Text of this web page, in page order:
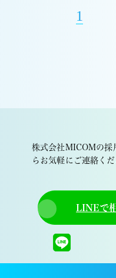
1
株式会社MICOMの採
らお気軽にご連絡くだ
LINEで